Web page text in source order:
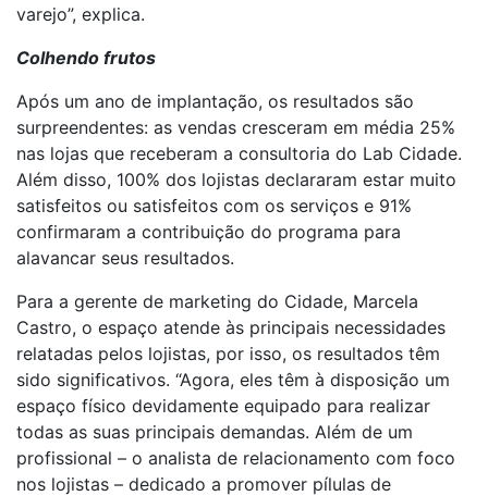
varejo”, explica.
Colhendo frutos
Após um ano de implantação, os resultados são
surpreendentes: as vendas cresceram em média 25%
nas lojas que receberam a consultoria do Lab Cidade.
Além disso, 100% dos lojistas declararam estar muito
satisfeitos ou satisfeitos com os serviços e 91%
confirmaram a contribuição do programa para
alavancar seus resultados.
Para a gerente de marketing do Cidade, Marcela
Castro, o espaço atende às principais necessidades
relatadas pelos lojistas, por isso, os resultados têm
sido significativos. “Agora, eles têm à disposição um
espaço físico devidamente equipado para realizar
todas as suas principais demandas. Além de um
profissional – o analista de relacionamento com foco
nos lojistas – dedicado a promover pílulas de